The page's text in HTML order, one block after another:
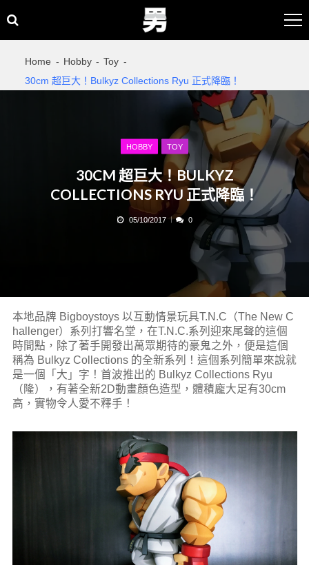
to
to
Home Hobby
Toy
30cm 超巨大！Bulkyz Collections Ryu 正式降臨！
HOBBY TOY
30CM 超巨大！BULKYZ
COLLECTIONS RYU 正式降臨！
05/10/2017 0
本地品牌 Bigboystoys 以互動情景玩具T.N.C（The New C
hallenger）系列打響名堂，在T.N.C.系列迎來尾聲的這個
時間點，除了著手開發出萬眾期待的豪鬼之外，便是這個
稱為 Bulkyz Collections 的全新系列！這個系列簡單來說就
是一個「大」字！首波推出的 Bulkyz Collections Ryu
（隆），有著全新2D動畫顏色造型，體積龐大足有30cm
高，實物令人愛不釋手！